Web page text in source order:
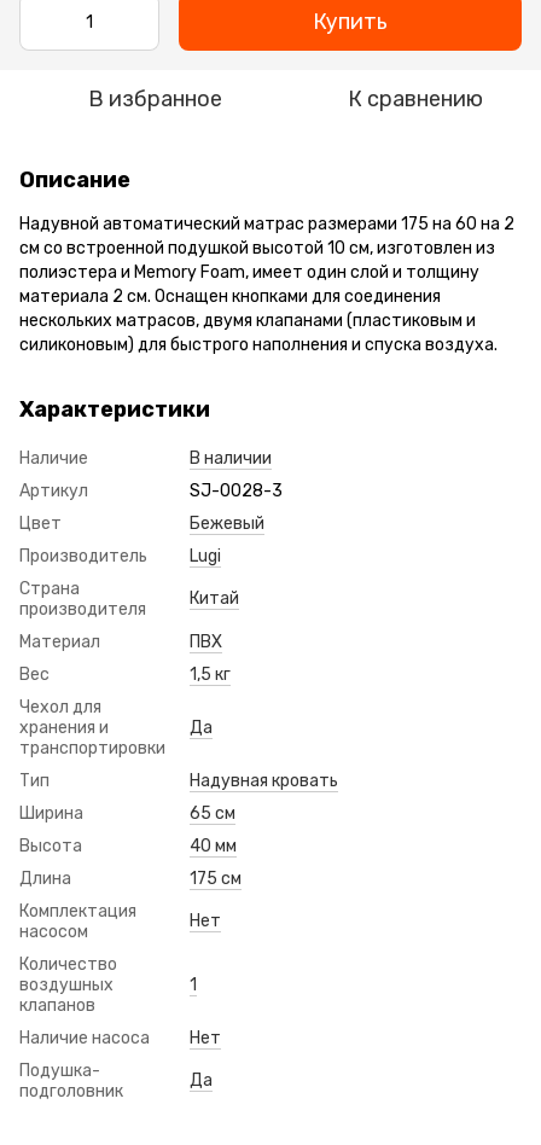
Купить
В избранное К сравнению
Описание
Надувной автоматический матрас размерами 175 на 60 на 2
см со встроенной подушкой высотой 10 см, изготовлен из
полиэстера и Memory Foam, имеет один слой и толщину
материала 2 см. Оснащен кнопками для соединения
нескольких матрасов, двумя клапанами (пластиковым и
силиконовым) для быстрого наполнения и спуска воздуха.
Характеристики
Наличие
В наличии
Артикул
SJ-0028-3
Цвет
Бежевый
Производитель
Lugi
Страна
производителя
Китай
Материал
ПВХ
Вес
1,5 кг
Чехол для
хранения и
транспортировки
Да
Тип
Надувная кровать
Ширина
65 см
Высота
40 мм
Длина
175 см
Комплектация
насосом
Нет
Количество
воздушных
клапанов
1
Наличие насоса
Нет
Подушка-
подголовник
Да